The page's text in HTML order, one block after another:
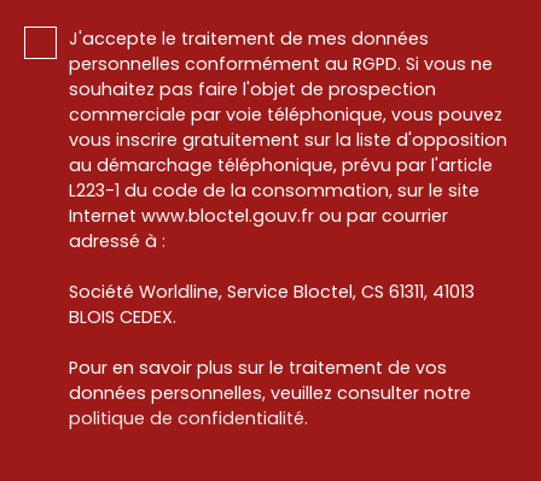
J'accepte le traitement de mes données
personnelles conformément au RGPD. Si vous ne
souhaitez pas faire l'objet de prospection
commerciale par voie téléphonique, vous pouvez
vous inscrire gratuitement sur la liste d'opposition
au démarchage téléphonique, prévu par l'article
L223-1 du code de la consommation, sur le site
Internet www.bloctel.gouv.fr ou par courrier
adressé à :
Société Worldline, Service Bloctel, CS 61311, 41013
BLOIS CEDEX.
Pour en savoir plus sur le traitement de vos
données personnelles, veuillez consulter notre
politique de confidentialité.